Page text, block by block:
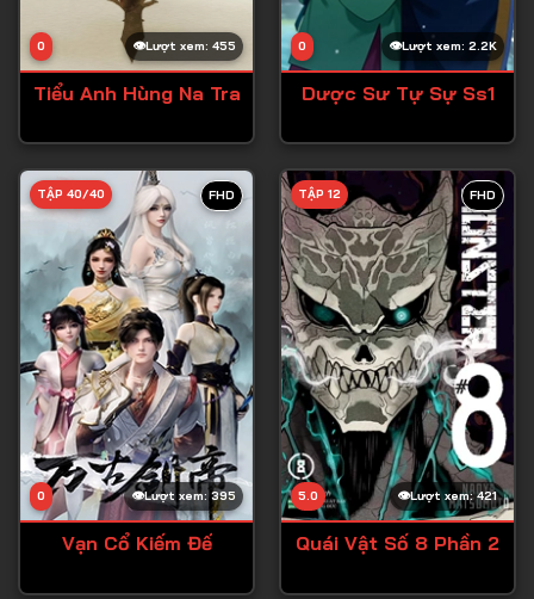
Lượt xem: 455
0
Tiểu Anh Hùng Na Tra
Lượt xem: 2.2K
0
Dược Sư Tự Sự Ss1
FHD
Lượt xem: 395
0
TẬP 40/40
Vạn Cổ Kiếm Đế
FHD
Lượt xem: 421
5.0
TẬP 12
Quái Vật Số 8 Phần 2